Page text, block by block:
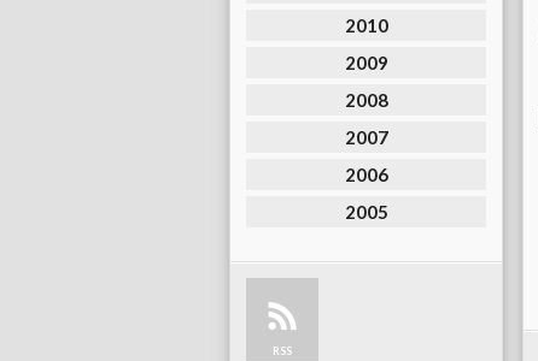
2010
2009
2008
2007
2006
2005
RSS